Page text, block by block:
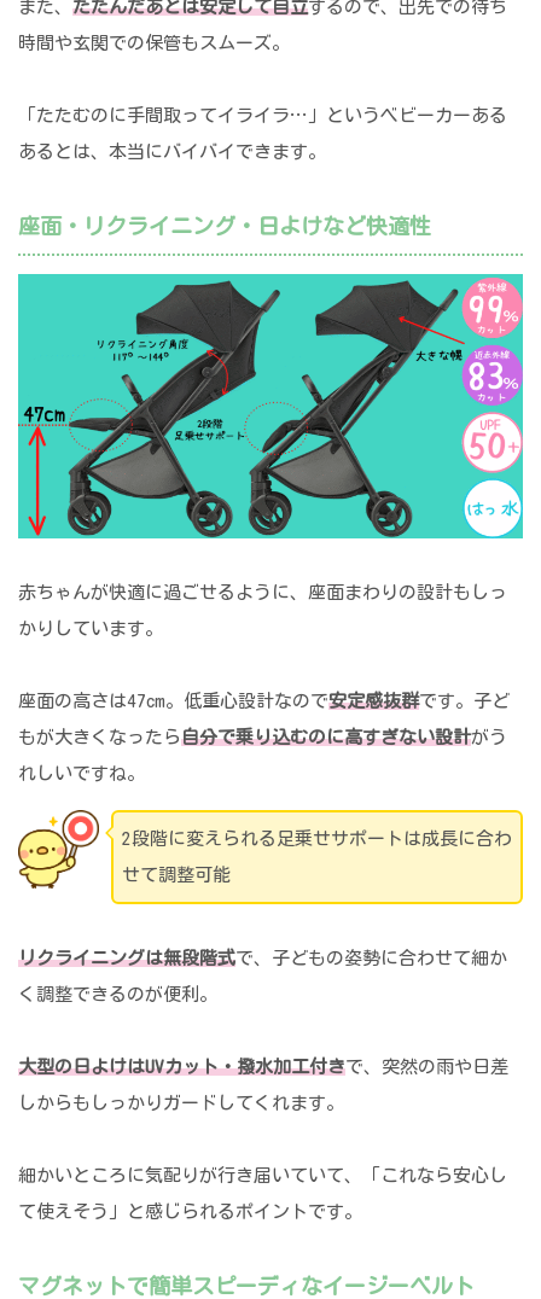
また、 たたんだあとは安定して自立するので、出先での待ち
時間や玄関での保管もスムーズ。
「たたむのに手間取ってイライラ…」というベビーカーある
あるとは、本当にバイバイできます。
座面・リクライニング・日よけなど快適性
赤ちゃんが快適に過ごせるように、座面まわりの設計もしっ
かりしています。
座面の高さは47cm。低重心設計なので安定感抜群です。子ど
もが大きくなったら自分で乗り込むのに高すぎない設計がう
れしいですね。
2段階に変えられる足乗せサポートは成長に合わ
せて調整可能
リクライニングは無段階式で、子どもの姿勢に合わせて細か
く調整できるのが便利。
大型の日よけはUVカット・撥水加工付きで、突然の雨や日差
しからもしっかりガードしてくれます。
細かいところに気配りが行き届いていて、「これなら安心し
て使えそう」と感じられるポイントです。
マグネットで簡単スピーディなイージーベルト